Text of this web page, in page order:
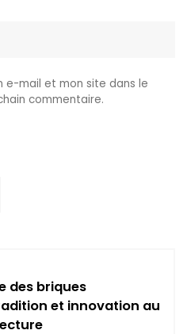
e-mail et mon site dans le
commentaire.
des briques
et innovation au